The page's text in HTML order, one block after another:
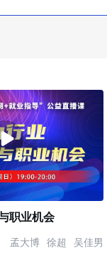
职业机会
孟大博 徐超 吴佳男